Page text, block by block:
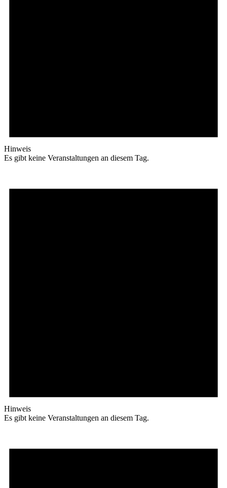
Hinweis
Es gibt keine Veranstaltungen an diesem Tag.
Hinweis
Es gibt keine Veranstaltungen an diesem Tag.